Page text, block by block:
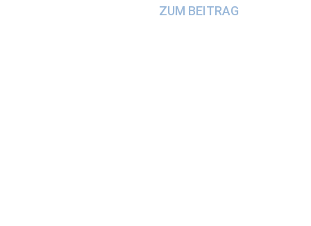
ZUM BEITRAG